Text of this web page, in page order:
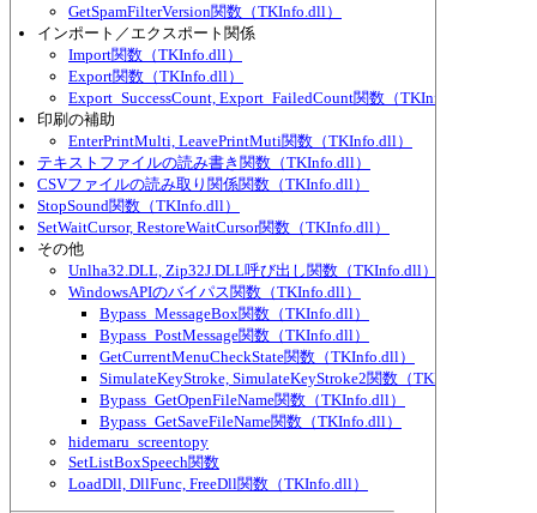
GetSpamFilterVersion関数（TKInfo.dll）
インポート／エクスポート関係
Import関数（TKInfo.dll）
Export関数（TKInfo.dll）
Export_SuccessCount, Export_FailedCount関数（TKInfo.dll）
印刷の補助
EnterPrintMulti, LeavePrintMuti関数（TKInfo.dll）
テキストファイルの読み書き関数（TKInfo.dll）
CSVファイルの読み取り関係関数（TKInfo.dll）
StopSound関数（TKInfo.dll）
SetWaitCursor, RestoreWaitCursor関数（TKInfo.dll）
その他
Unlha32.DLL, Zip32J.DLL呼び出し関数（TKInfo.dll）
WindowsAPIのバイパス関数（TKInfo.dll）
Bypass_MessageBox関数（TKInfo.dll）
Bypass_PostMessage関数（TKInfo.dll）
GetCurrentMenuCheckState関数（TKInfo.dll）
SimulateKeyStroke, SimulateKeyStroke2関数（TKInfo.dll）
Bypass_GetOpenFileName関数（TKInfo.dll）
Bypass_GetSaveFileName関数（TKInfo.dll）
hidemaru_screentopy
SetListBoxSpeech関数
LoadDll, DllFunc, FreeDll関数（TKInfo.dll）